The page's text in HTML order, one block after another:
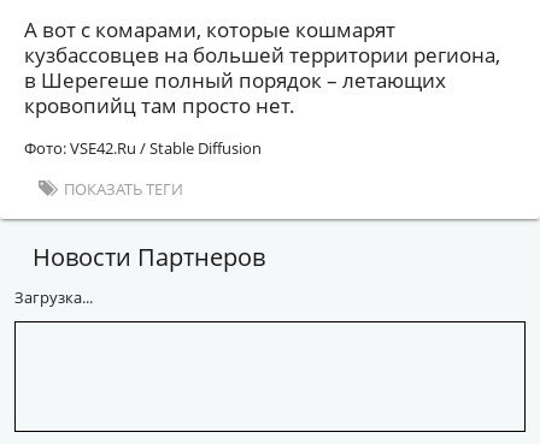
А вот с комарами, которые кошмарят
кузбассовцев на большей территории региона,
в Шерегеше полный порядок – летающих
кровопийц там просто нет.
Фото: VSE42.Ru / Stable Diffusion
ПОКАЗАТЬ ТЕГИ
Новости Партнеров
Загрузка...